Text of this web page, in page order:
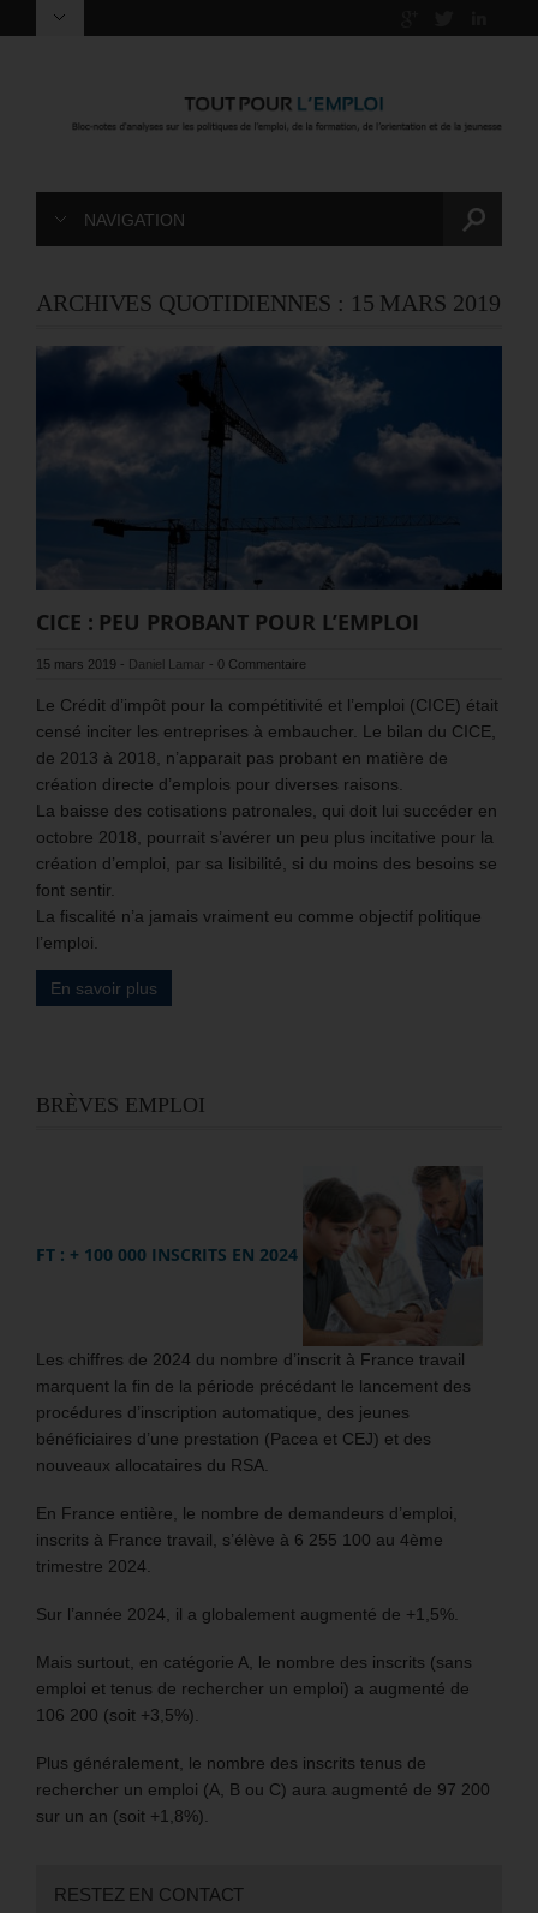
NAVIGATION
ARCHIVES QUOTIDIENNES : 15 MARS 2019
CICE : PEU PROBANT POUR L’EMPLOI
15 mars 2019 - Daniel Lamar - 0 Commentaire
Le Crédit d’impôt pour la compétitivité et l’emploi (CICE) était
censé inciter les entreprises à embaucher. Le bilan du CICE,
de 2013 à 2018, n’apparait pas probant en matière de
création directe d’emplois pour diverses raisons.
La baisse des cotisations patronales, qui doit lui succéder en
octobre 2018, pourrait s’avérer un peu plus incitative pour la
création d’emploi, par sa lisibilité, si du moins des besoins se
font sentir.
La fiscalité n’a jamais vraiment eu comme objectif politique
l’emploi.
En savoir plus
BRÈVES EMPLOI
FT : + 100 000 INSCRITS EN 2024
Les chiffres de 2024 du nombre d’inscrit à France travail
marquent la fin de la période précédant le lancement des
procédures d’inscription automatique, des jeunes
bénéficiaires d’une prestation (Pacea et CEJ) et des
nouveaux allocataires du RSA.
En France entière, le nombre de demandeurs d’emploi,
inscrits à France travail, s’élève à 6 255 100 au 4ème
trimestre 2024.
Sur l’année 2024, il a globalement augmenté de +1,5%.
Mais surtout, en catégorie A, le nombre des inscrits (sans
emploi et tenus de rechercher un emploi) a augmenté de
106 200 (soit +3,5%).
Plus généralement, le nombre des inscrits tenus de
rechercher un emploi (A, B ou C) aura augmenté de 97 200
sur un an (soit +1,8%).
RESTEZ EN CONTACT